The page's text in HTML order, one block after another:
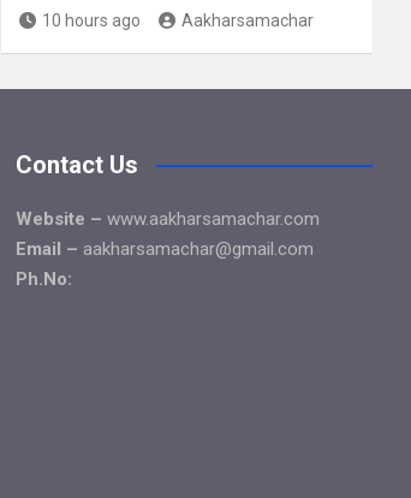
10 hours ago Aakharsamachar
Contact Us
Website – www.aakharsamachar.com
Email – aakharsamachar@gmail.com
Ph.No: